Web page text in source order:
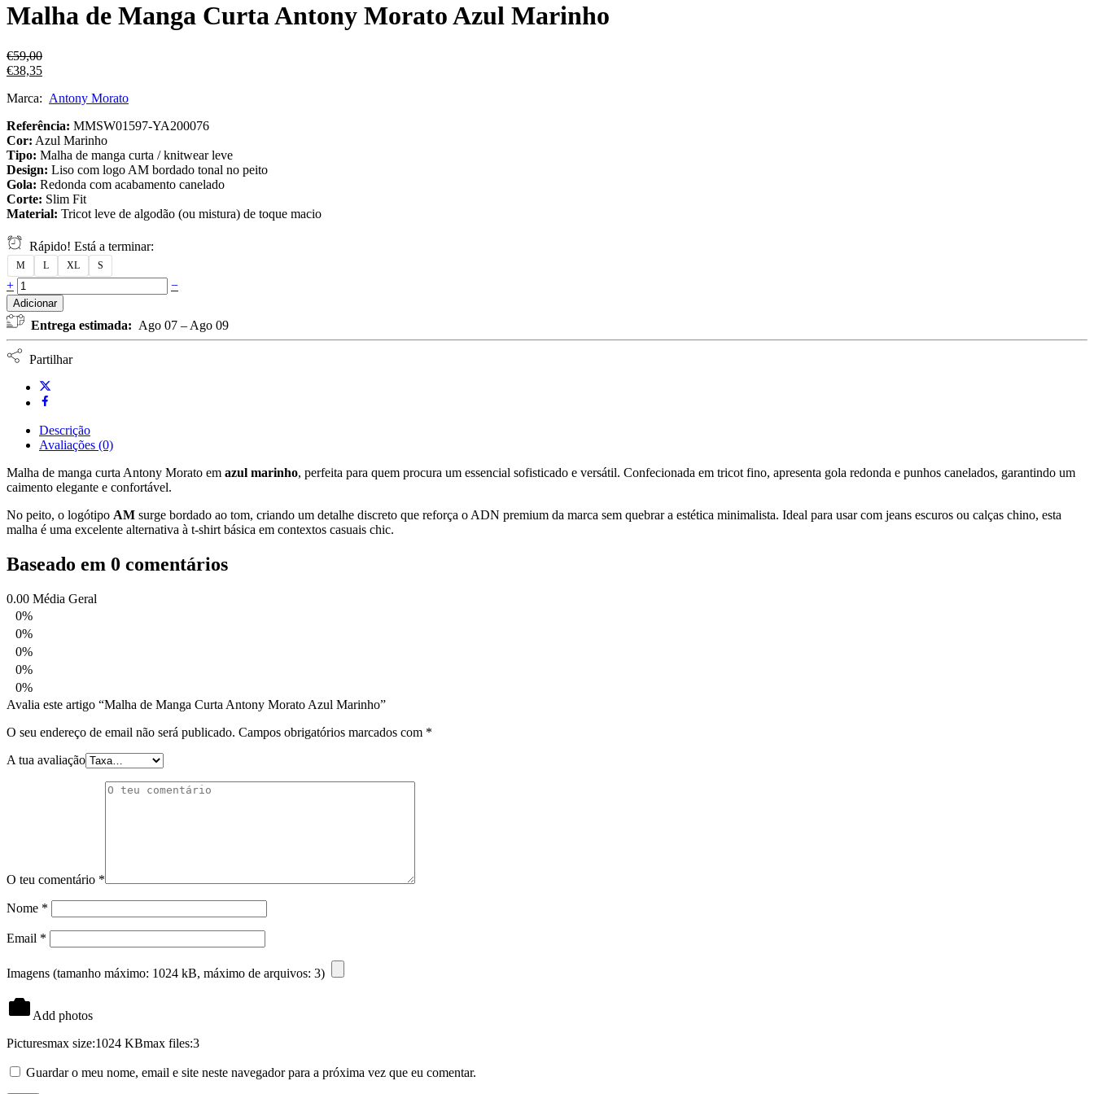
Malha de Manga Curta Antony Morato Azul Marinho
€59,00
€38,35
Marca: Antony Morato
Referência: MMSW01597-YA200076
Cor: Azul Marinho
Tipo: Malha de manga curta / knitwear leve
Design: Liso com logo AM bordado tonal no peito
Gola: Redonda com acabamento canelado
Corte: Slim Fit
Material: Tricot leve de algodão (ou mistura) de toque macio
Rápido! Está a terminar:
M L XL S
+ −
Adicionar
Entrega estimada: Ago 07 – Ago 09
Partilhar
Descrição
Avaliações (0)
Malha de manga curta Antony Morato em azul marinho, perfeita para quem procura um essencial sofisticado e versátil. Confecionada em tricot fino, apresenta gola redonda e punhos canelados, garantindo um
caimento elegante e confortável.
No peito, o logótipo AM surge bordado ao tom, criando um detalhe discreto que reforça o ADN premium da marca sem quebrar a estética minimalista. Ideal para usar com jeans escuros ou calças chino, esta
malha é uma excelente alternativa à t-shirt básica em contextos casuais chic.
Baseado em 0 comentários
0.00 Média Geral
0%
0%
0%
0%
0%
Avalia este artigo “Malha de Manga Curta Antony Morato Azul Marinho”
O seu endereço de email não será publicado. Campos obrigatórios marcados com *
A tua avaliação
O teu comentário *
Nome *
Email *
Imagens (tamanho máximo: 1024 kB, máximo de arquivos: 3)
Add photos
Picturesmax size:1024 KBmax files:3
Guardar o meu nome, email e site neste navegador para a próxima vez que eu comentar.